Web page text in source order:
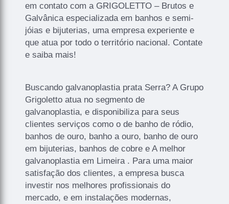
em contato com a GRIGOLETTO – Brutos e
Galvânica especializada em banhos e semi-
jóias e bijuterias, uma empresa experiente e
que atua por todo o território nacional. Contate
e saiba mais!
Buscando galvanoplastia prata Serra? A Grupo
Grigoletto atua no segmento de
galvanoplastia, e disponibiliza para seus
clientes serviços como o de banho de ródio,
banhos de ouro, banho a ouro, banho de ouro
em bijuterias, banhos de cobre e A melhor
galvanoplastia em Limeira . Para uma maior
satisfação dos clientes, a empresa busca
investir nos melhores profissionais do
mercado, e em instalações modernas,